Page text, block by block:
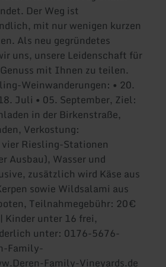
Der Weg ist
mit nur wenigen kurzen
Als neu gegründetes
uns, unsere Leidenschaft für
mit Ihnen zu teilen.
Weinwanderungen: • 20.
Juli • 05. September, Ziel:
in der Birkenstraße,
Verkostung:
Riesling-Stationen
Ausbau), Wasser und
zusätzlich wird Käse aus
sowie Wildsalami aus
Teilnahmegebühr: 20 €
Kinder unter 16 frei,
unter: 0176-5676-
Family-
Family-Vineyards.de